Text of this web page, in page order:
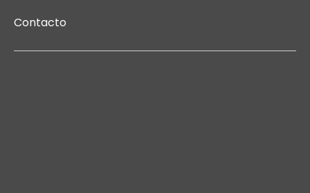
Contacto